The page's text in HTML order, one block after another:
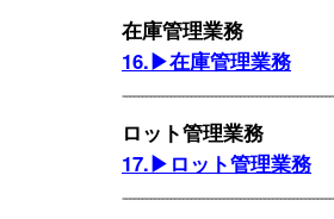
在庫管理業務
16.▶在庫管理業務
ロット管理業務
17.▶ロット管理業務